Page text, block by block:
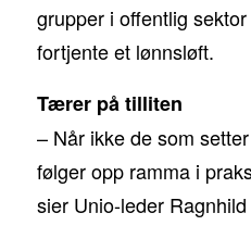
grupper i offentlig
fortjente et lønnsløft.
Tærer på tilliten
– Når ikke de som
følger opp ramma i
sier Unio-leder